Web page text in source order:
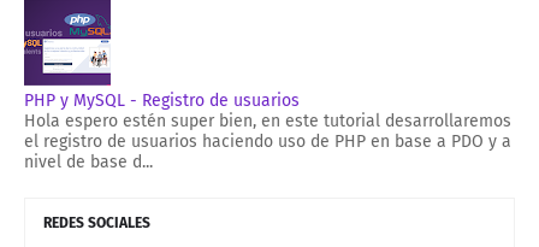
PHP y MySQL - Registro de usuarios
Hola espero estén super bien, en este tutorial desarrollaremos
el registro de usuarios haciendo uso de PHP en base a PDO y a
nivel de base d...
REDES SOCIALES